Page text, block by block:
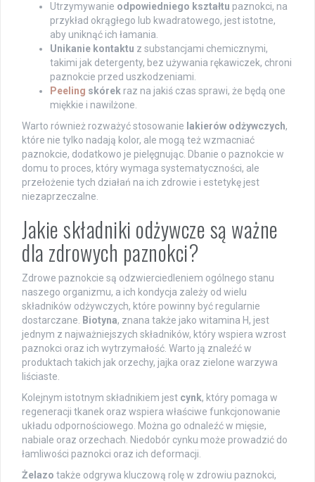
Utrzymywanie odpowiedniego kształtu paznokci, na
przykład okrągłego lub kwadratowego, jest istotne,
aby uniknąć ich łamania.
Unikanie kontaktu z substancjami chemicznymi,
takimi jak detergenty, bez używania rękawiczek, chroni
paznokcie przed uszkodzeniami.
Peeling skórek raz na jakiś czas sprawi, że będą one
miękkie i nawilżone.
Warto również rozważyć stosowanie lakierów odżywczych,
które nie tylko nadają kolor, ale mogą też wzmacniać
paznokcie, dodatkowo je pielęgnując. Dbanie o paznokcie w
domu to proces, który wymaga systematyczności, ale
przełożenie tych działań na ich zdrowie i estetykę jest
niezaprzeczalne.
Jakie składniki odżywcze są ważne
dla zdrowych paznokci?
Zdrowe paznokcie są odzwierciedleniem ogólnego stanu
naszego organizmu, a ich kondycja zależy od wielu
składników odżywczych, które powinny być regularnie
dostarczane. Biotyna, znana także jako witamina H, jest
jednym z najważniejszych składników, który wspiera wzrost
paznokci oraz ich wytrzymałość. Warto ją znaleźć w
produktach takich jak orzechy, jajka oraz zielone warzywa
liściaste.
Kolejnym istotnym składnikiem jest cynk, który pomaga w
regeneracji tkanek oraz wspiera właściwe funkcjonowanie
układu odpornościowego. Można go odnaleźć w mięsie,
nabiale oraz orzechach. Niedobór cynku może prowadzić do
łamliwości paznokci oraz ich deformacji.
Żelazo także odgrywa kluczową rolę w zdrowiu paznokci,